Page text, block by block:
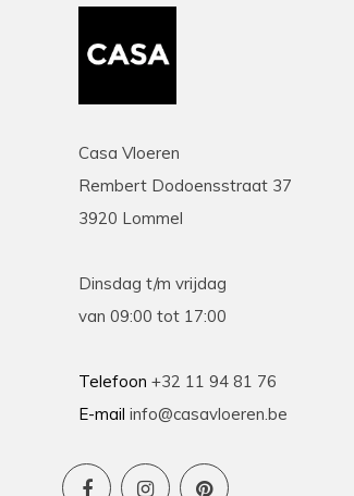
Casa Vloeren
Rembert Dodoensstraat 37
3920 Lommel
Dinsdag t/m vrijdag
van 09:00 tot 17:00
Telefoon +32 11 94 81 76
E-mail info@casavloeren.be